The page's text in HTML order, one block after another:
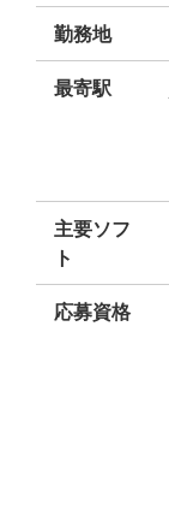
勤務地
最寄駅
主要ソフ
ト
応募資格